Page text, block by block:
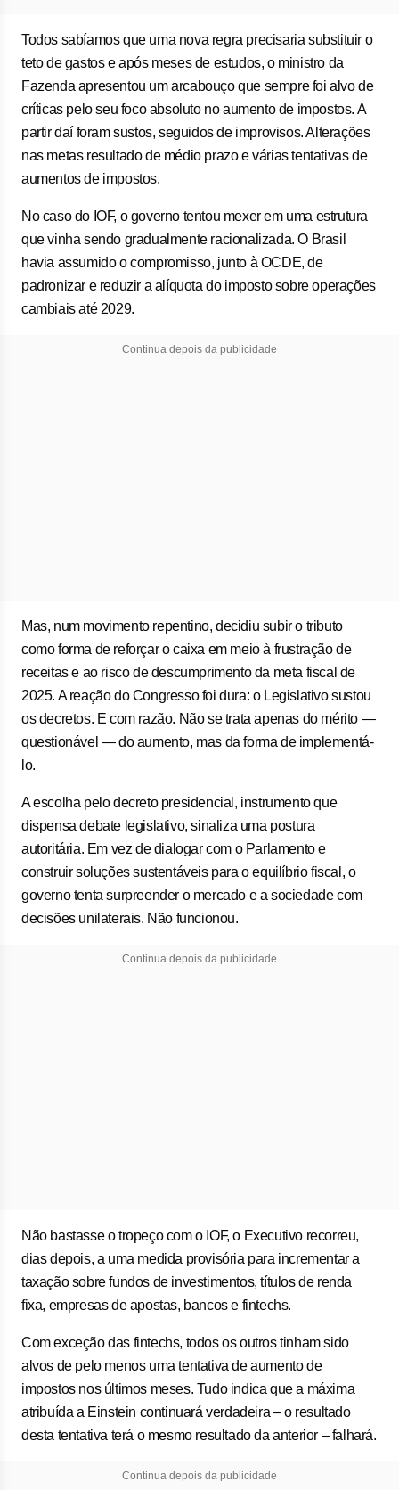
Todos sabíamos que uma nova regra precisaria substituir o
teto de gastos e após meses de estudos, o ministro da
Fazenda apresentou um arcabouço que sempre foi alvo de
críticas pelo seu foco absoluto no aumento de impostos. A
partir daí foram sustos, seguidos de improvisos. Alterações
nas metas resultado de médio prazo e várias tentativas de
aumentos de impostos.
No caso do IOF, o governo tentou mexer em uma estrutura
que vinha sendo gradualmente racionalizada. O Brasil
havia assumido o compromisso, junto à OCDE, de
padronizar e reduzir a alíquota do imposto sobre operações
cambiais até 2029.
Continua depois da publicidade
Mas, num movimento repentino, decidiu subir o tributo
como forma de reforçar o caixa em meio à frustração de
receitas e ao risco de descumprimento da meta fiscal de
2025. A reação do Congresso foi dura: o Legislativo sustou
os decretos. E com razão. Não se trata apenas do mérito —
questionável — do aumento, mas da forma de implementá-
lo.
A escolha pelo decreto presidencial, instrumento que
dispensa debate legislativo, sinaliza uma postura
autoritária. Em vez de dialogar com o Parlamento e
construir soluções sustentáveis para o equilíbrio fiscal, o
governo tenta surpreender o mercado e a sociedade com
decisões unilaterais. Não funcionou.
Continua depois da publicidade
Não bastasse o tropeço com o IOF, o Executivo recorreu,
dias depois, a uma medida provisória para incrementar a
taxação sobre fundos de investimentos, títulos de renda
fixa, empresas de apostas, bancos e fintechs.
Com exceção das fintechs, todos os outros tinham sido
alvos de pelo menos uma tentativa de aumento de
impostos nos últimos meses. Tudo indica que a máxima
atribuída a Einstein continuará verdadeira – o resultado
desta tentativa terá o mesmo resultado da anterior – falhará.
Continua depois da publicidade